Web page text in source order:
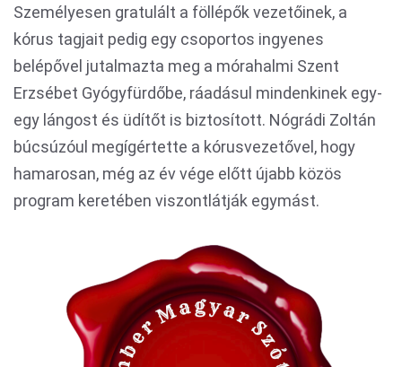
Személyesen gratulált a föllépők vezetőinek, a
kórus tagjait pedig egy csoportos ingyenes
belépővel jutalmazta meg a mórahalmi Szent
Erzsébet Gyógyfürdőbe, ráadásul mindenkinek egy-
egy lángost és üdítőt is biztosított. Nógrádi Zoltán
búcsúzóul megígértette a kórusvezetővel, hogy
hamarosan, még az év vége előtt újabb közös
program keretében viszontlátják egymást.